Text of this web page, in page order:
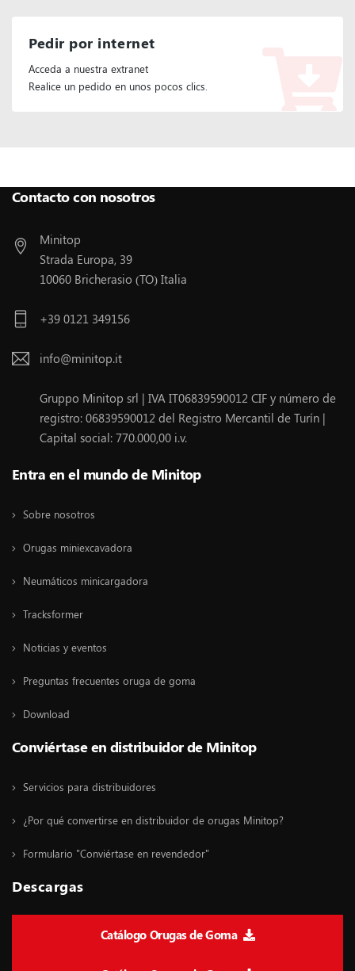
Pedir por internet
Acceda a nuestra extranet
Realice un pedido en unos pocos clics.
Contacto con nosotros
Minitop
Strada Europa, 39
10060 Bricherasio (TO) Italia
+39 0121 349156
info@minitop.it
Gruppo Minitop srl | IVA IT06839590012 CIF y número de
registro: 06839590012 del Registro Mercantil de Turín |
Capital social: 770.000,00 i.v.
Entra en el mundo de Minitop
Sobre nosotros
Orugas miniexcavadora
Neumáticos minicargadora
Tracksformer
Noticias y eventos
Preguntas frecuentes oruga de goma
Download
Conviértase en distribuidor de Minitop
Servicios para distribuidores
¿Por qué convertirse en distribuidor de orugas Minitop?
Formulario "Conviértase en revendedor"
Descargas
Catálogo Orugas de Goma